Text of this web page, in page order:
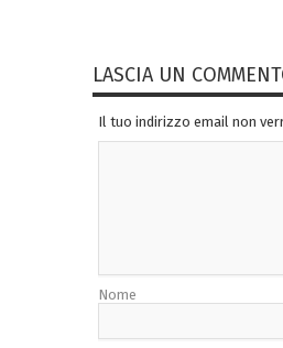
LASCIA UN
Il tuo indirizzo email non
Nome